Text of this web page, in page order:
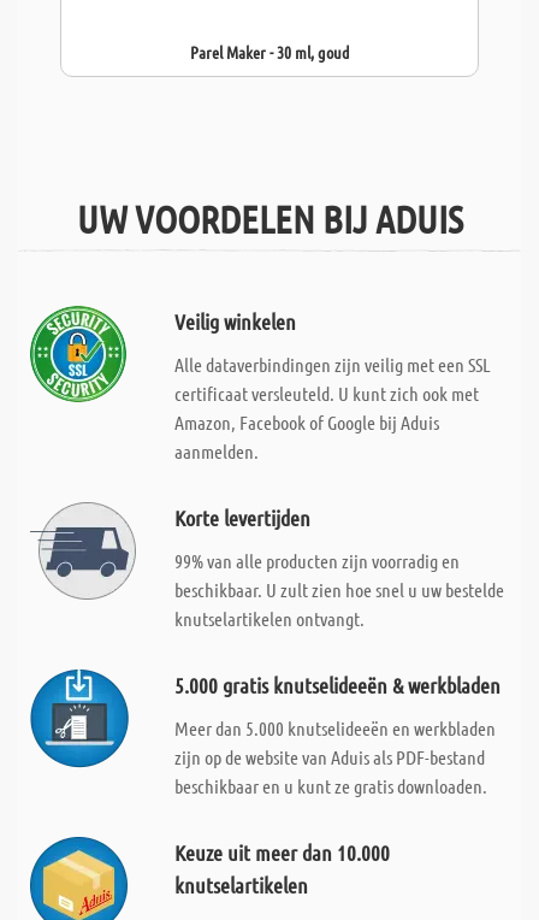
Parel Maker - 30 ml, goud
UW VOORDELEN BIJ ADUIS
Veilig winkelen
Alle dataverbindingen zijn veilig met een SSL
certificaat versleuteld. U kunt zich ook met
Amazon, Facebook of Google bij Aduis
aanmelden.
Korte levertijden
99% van alle producten zijn voorradig en
beschikbaar. U zult zien hoe snel u uw bestelde
knutselartikelen ontvangt.
5.000 gratis knutselideeën & werkbladen
Meer dan 5.000 knutselideeën en werkbladen
zijn op de website van Aduis als PDF-bestand
beschikbaar en u kunt ze gratis downloaden.
Keuze uit meer dan 10.000
knutselartikelen